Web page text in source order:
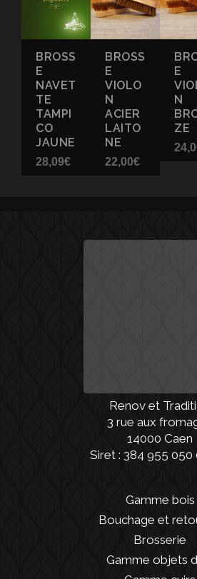
BROSS
E
NAVET
TE
TAMPI
CO
JAUNE
28,09€
BROSS
E
VIOLO
N
ACIER
LAITO
NE
22,00€
E
N
ZE
Renov et
3 rue aux
14000 Caen
Siret : 384 955 050
Gamme bois
Bouchage et
Brosserie
Gamme objets